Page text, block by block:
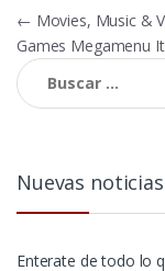
de
entradas
← Movies, Music &
Games Megamenu
Buscar:
Nuevas noticias
Enterate de todo lo